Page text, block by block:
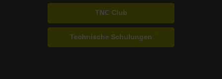
TNC Club
Technische Schulungen